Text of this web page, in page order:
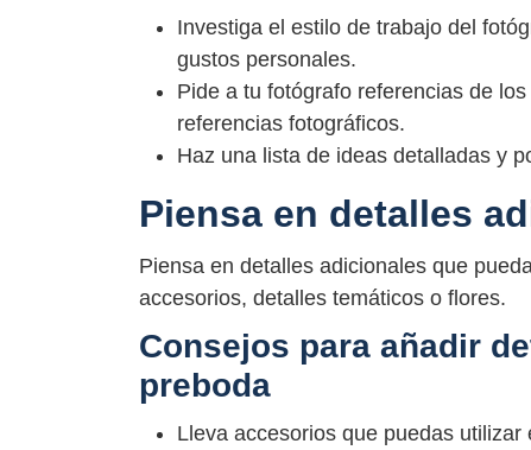
Investiga el estilo de trabajo del
gustos personales.
Pide a tu fotógrafo referencias de
referencias fotográficos.
Haz una lista de ideas detalladas y
Piensa en detalles
Piensa en detalles adicionales que
accesorios, detalles temáticos o flores.
Consejos para añadir
preboda
Lleva accesorios que puedas